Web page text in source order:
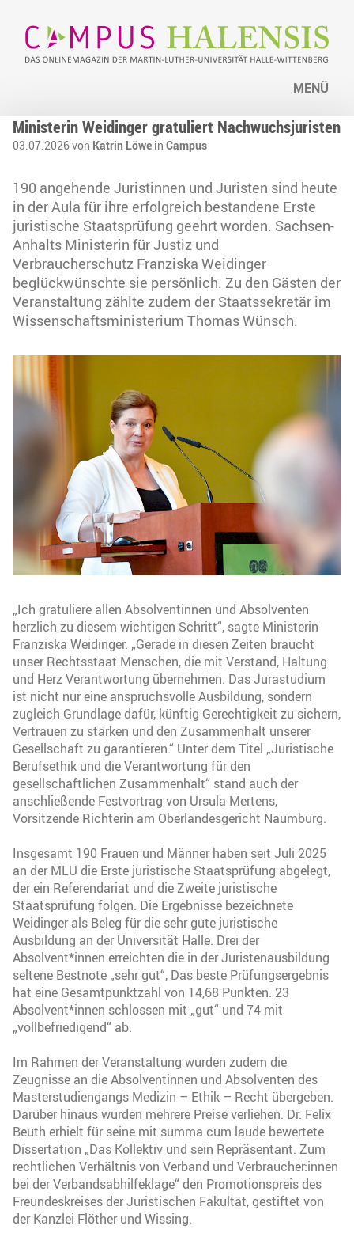
MENÜ
Ministerin Weidinger gratuliert Nachwuchsjuristen
03.07.2026 von Katrin Löwe in Campus
190 angehende Juristinnen und Juristen sind heute
in der Aula für ihre erfolgreich bestandene Erste
juristische Staatsprüfung geehrt worden. Sachsen-
Anhalts Ministerin für Justiz und
Verbraucherschutz Franziska Weidinger
beglückwünschte sie persönlich. Zu den Gästen der
Veranstaltung zählte zudem der Staatssekretär im
Wissenschaftsministerium Thomas Wünsch.
„Ich gratuliere allen Absolventinnen und Absolventen
herzlich zu diesem wichtigen Schritt“, sagte Ministerin
Franziska Weidinger. „Gerade in diesen Zeiten braucht
unser Rechtsstaat Menschen, die mit Verstand, Haltung
und Herz Verantwortung übernehmen. Das Jurastudium
ist nicht nur eine anspruchsvolle Ausbildung, sondern
zugleich Grundlage dafür, künftig Gerechtigkeit zu sichern,
Vertrauen zu stärken und den Zusammenhalt unserer
Gesellschaft zu garantieren.“ Unter dem Titel „Juristische
Berufsethik und die Verantwortung für den
gesellschaftlichen Zusammenhalt“ stand auch der
anschließende Festvortrag von Ursula Mertens,
Vorsitzende Richterin am Oberlandesgericht Naumburg.
Insgesamt 190 Frauen und Männer haben seit Juli 2025
an der MLU die Erste juristische Staatsprüfung abgelegt,
der ein Referendariat und die Zweite juristische
Staatsprüfung folgen. Die Ergebnisse bezeichnete
Weidinger als Beleg für die sehr gute juristische
Ausbildung an der Universität Halle. Drei der
Absolvent*innen erreichten die in der Juristenausbildung
seltene Bestnote „sehr gut“, Das beste Prüfungsergebnis
hat eine Gesamtpunktzahl von 14,68 Punkten. 23
Absolvent*innen schlossen mit „gut“ und 74 mit
„vollbefriedigend“ ab.
Im Rahmen der Veranstaltung wurden zudem die
Zeugnisse an die Absolventinnen und Absolventen des
Masterstudiengangs Medizin – Ethik – Recht übergeben.
Darüber hinaus wurden mehrere Preise verliehen. Dr. Felix
Beuth erhielt für seine mit summa cum laude bewertete
Dissertation „Das Kollektiv und sein Repräsentant. Zum
rechtlichen Verhältnis von Verband und Verbraucher:innen
bei der Verbandsabhilfeklage“ den Promotionspreis des
Freundeskreises der Juristischen Fakultät, gestiftet von
der Kanzlei Flöther und Wissing.